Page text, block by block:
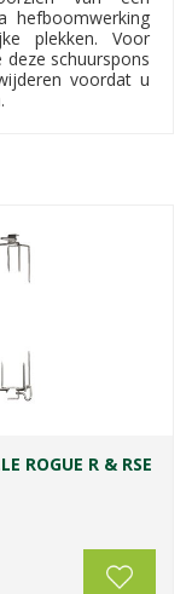
hefboomwerking
plekken. Voor
schuurspons
voordat u
ROGUE R & RSE